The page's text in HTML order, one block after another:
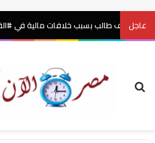
عاجل
طالب بسبب خلافات مالية في #القليوبية.
بحث عن